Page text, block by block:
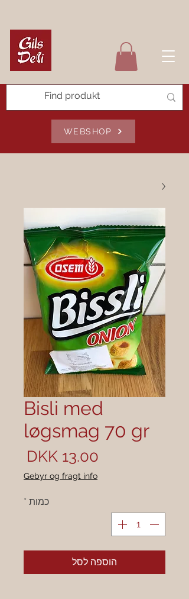
WEBSHOP
Bisli med
løgsmag 70 gr
Gebyr og fragt info
כמות *
הוספה לסל